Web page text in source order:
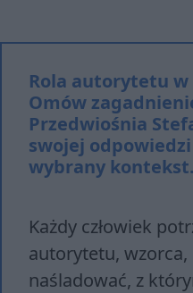
Rola autorytetu w
Omów
Przedwiośnia
swojej
wybrany kontekst.
Każdy człowiek
autorytetu, wzorca,
naśladować, z